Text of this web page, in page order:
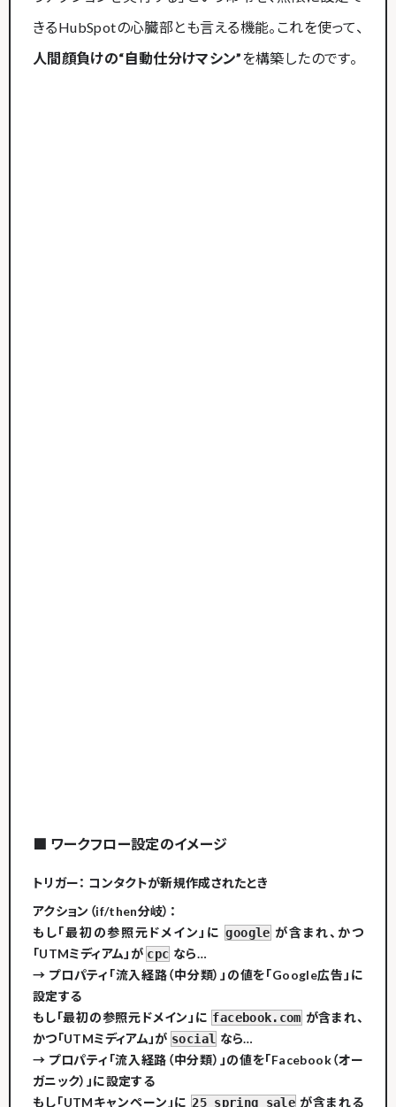
きるHubSpotの心臓部とも言える機能。これを使って、
人間顔負けの“自動仕分けマシン”を構築したのです。
■ ワークフロー設定のイメージ
トリガー： コンタクトが新規作成されたとき
アクション（if/then分岐）：
もし「最初の参照元ドメイン」に google が含まれ、 かつ
「UTMミディアム」が cpc なら…
→ プロパティ「流入経路（中分類）」の値を「Google広告」に
設定する
もし「最初の参照元ドメイン」に facebook.com が含まれ、
かつ「UTMミディアム」が social なら…
→ プロパティ「流入経路（中分類）」の値を「Facebook（オー
ガニック）」に設定する
もし「UTMキャンペーン」に 25_spring_sale が含まれる